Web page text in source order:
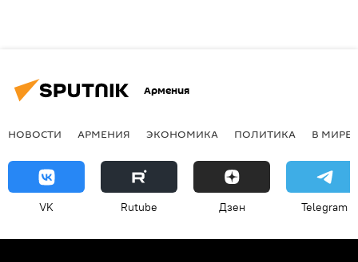
Армения
НОВОСТИ АРМЕНИЯ ЭКОНОМИКА ПОЛИТИКА В МИРЕ
VK Rutube Дзен Telegram